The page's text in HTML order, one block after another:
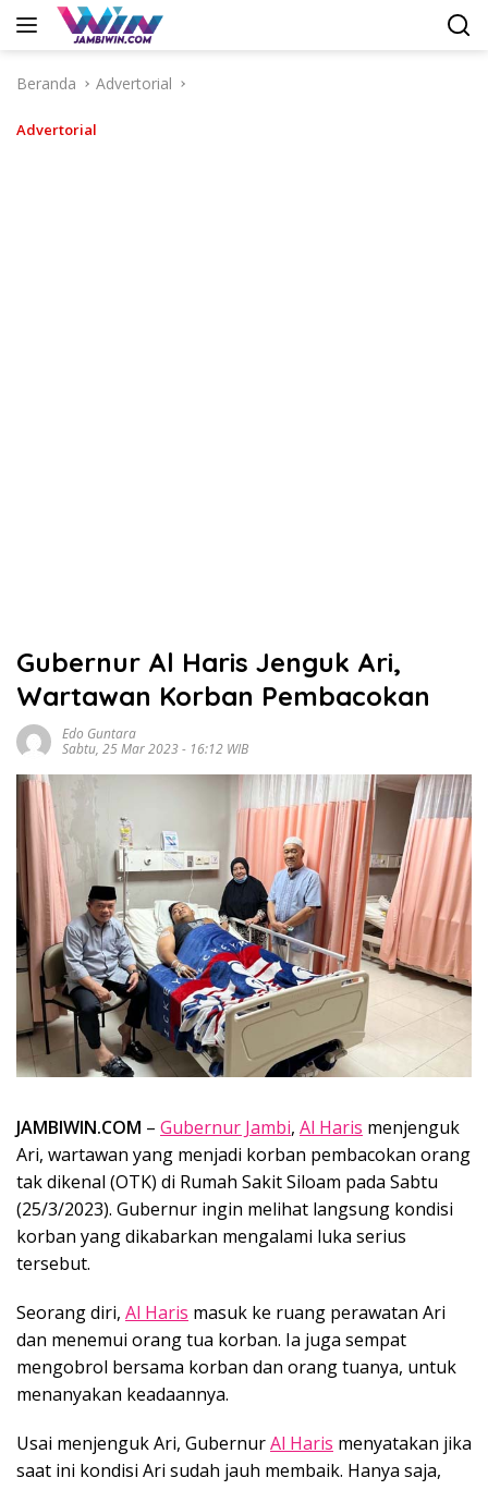
Langsung
Beranda
Advertorial
Advertorial
Gubernur Al Haris Jenguk Ari,
Wartawan Korban Pembacokan
Edo Guntara
Sabtu, 25 Mar 2023 - 16:12 WIB
JAMBIWIN.COM – Gubernur Jambi, Al Haris menjenguk
Ari, wartawan yang menjadi korban pembacokan orang
tak dikenal (OTK) di Rumah Sakit Siloam pada Sabtu
(25/3/2023). Gubernur ingin melihat langsung kondisi
korban yang dikabarkan mengalami luka serius
tersebut.
Seorang diri, Al Haris masuk ke ruang perawatan Ari
dan menemui orang tua korban. Ia juga sempat
mengobrol bersama korban dan orang tuanya, untuk
menanyakan keadaannya.
Usai menjenguk Ari, GubernurAl Haris menyatakan jika
saat ini kondisi Ari sudah jauh membaik. Hanya saja,